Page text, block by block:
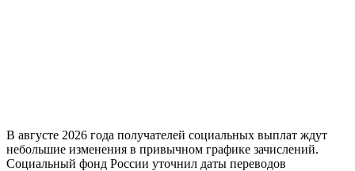
В августе 2026 года получателей социальных выплат ждут
небольшие изменения в привычном графике зачислений.
Социальный фонд России уточнил даты переводов